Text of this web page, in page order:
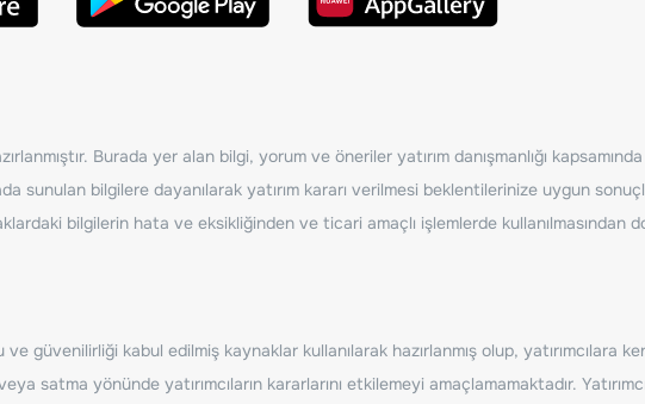
Burada yer alan bilgi, yorum ve öneriler yatırım danışmanlığı
sunulan bilgilere dayanılarak yatırım kararı verilmesi beklentilerinize uygun
bilgilerin hata ve eksikliğinden ve ticari amaçlı işlemlerde
güvenilirliği kabul edilmiş kaynaklar kullanılarak hazırlanmış olup, yatırımcılara
satma yönünde yatırımcıların kararlarını etkilemeyi amaçlamamaktadır.